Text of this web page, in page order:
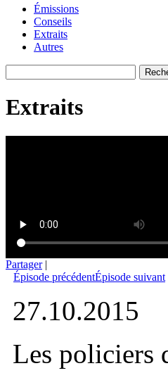
Émissions
Conseils
Extraits
Autres
Extraits
Partager |
Épisode précédentÉpisode suivant
27.10.2015
Les policiers